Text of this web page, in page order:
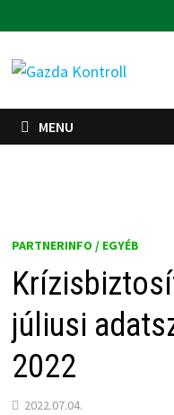
to
content
MENU
PARTNERINFO / EGYÉB
júliusi
2022
2022.07.04.